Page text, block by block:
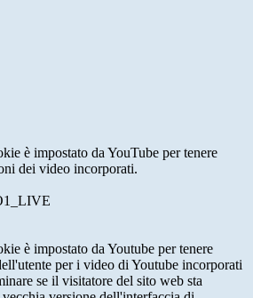
è impostato da YouTube per tenere
dei video incorporati.
è impostato da Youtube per tenere
per i video di Youtube incorporati
se il visitatore del sito web sta